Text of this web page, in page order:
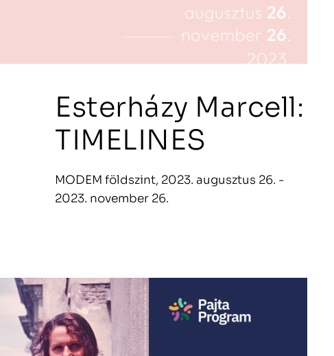
Esterházy Marcell:
TIMELINES
MODEM földszint, 2023. augusztus 26. -
2023. november 26.